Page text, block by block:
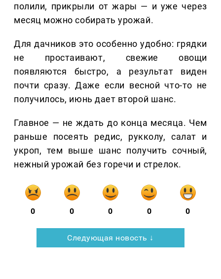
полили, прикрыли от жары — и уже через
месяц можно собирать урожай.
Для дачников это особенно удобно: грядки
не простаивают, свежие овощи
появляются быстро, а результат виден
почти сразу. Даже если весной что-то не
получилось, июнь дает второй шанс.
Главное — не ждать до конца месяца. Чем
раньше посеять редис, рукколу, салат и
укроп, тем выше шанс получить сочный,
нежный урожай без горечи и стрелок.
0 0 0 0 0
Следующая новость ↓